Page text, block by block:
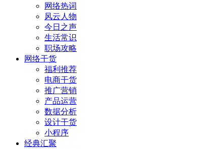
网络热词
风云人物
今日之声
生活常识
职场攻略
网络干货
福利推荐
电商干货
推广营销
产品运营
数据分析
设计干货
小程序
经典汇聚